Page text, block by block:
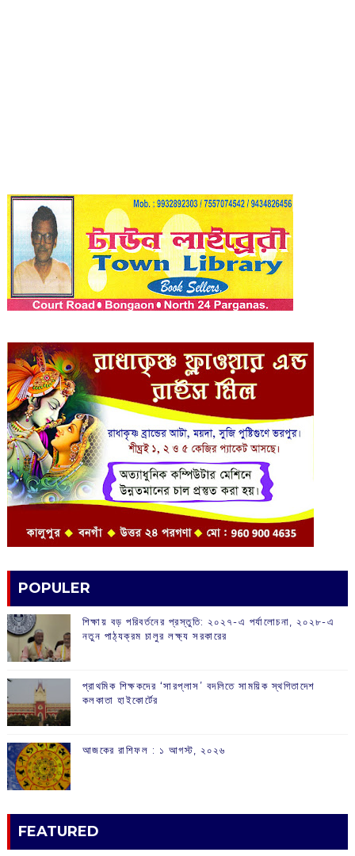
POPULER
শিক্ষায় বড় পরিবর্তনের প্রস্তুতি: ২০২৭-এ পর্যালোচনা, ২০২৮-এ
নতুন পাঠ্যক্রম চালুর লক্ষ্য সরকারের
প্রাথমিক শিক্ষকদের ‘সারপ্লাস’ বদলিতে সাময়িক স্থগিতাদেশ
কলকাতা হাইকোর্টের
আজকের রাশিফল :‌ ‌‌১ আগস্ট, ২০২৬
FEATURED